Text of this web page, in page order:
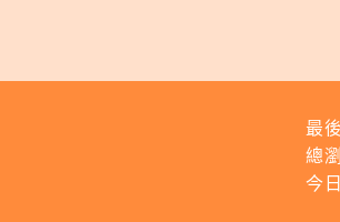
最
總
今